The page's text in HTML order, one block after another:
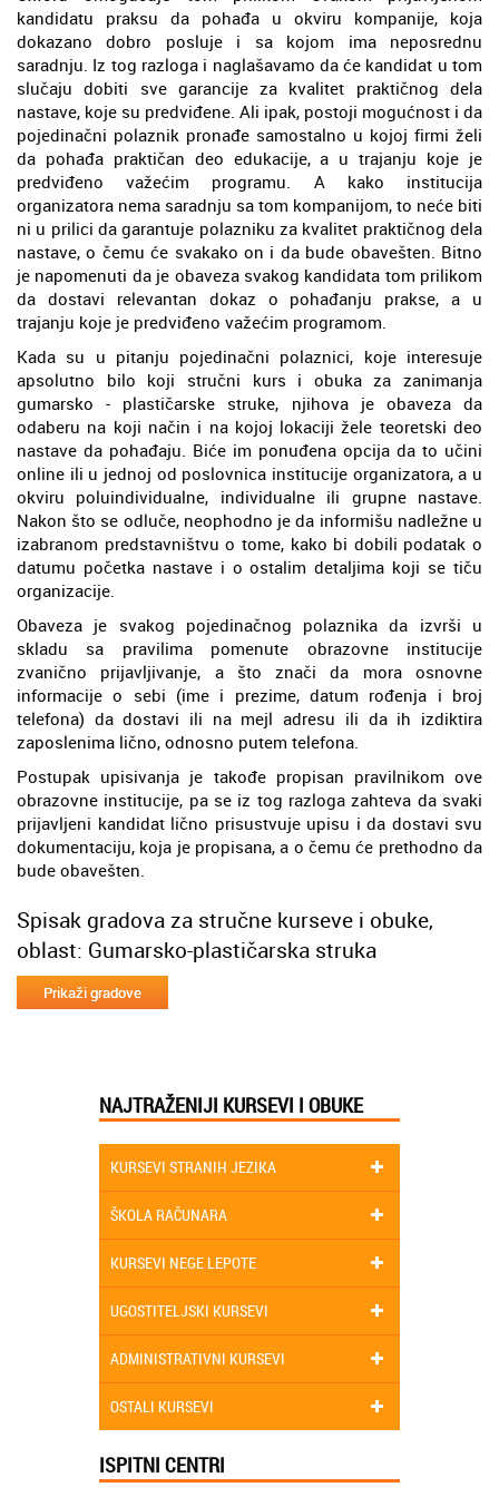
kandidatu praksu da pohađa u okviru kompanije, koja
dokazano dobro posluje i sa kojom ima neposrednu
saradnju. Iz tog razloga i naglašavamo da će kandidat u tom
slučaju dobiti sve garancije za kvalitet praktičnog dela
nastave, koje su predviđene. Ali ipak, postoji mogućnost i da
pojedinačni polaznik pronađe samostalno u kojoj firmi želi
da pohađa praktičan deo edukacije, a u trajanju koje je
predviđeno važećim programu. A kako institucija
organizatora nema saradnju sa tom kompanijom, to neće biti
ni u prilici da garantuje polazniku za kvalitet praktičnog dela
nastave, o čemu će svakako on i da bude obavešten. Bitno
je napomenuti da je obaveza svakog kandidata tom prilikom
da dostavi relevantan dokaz o pohađanju prakse, a u
trajanju koje je predviđeno važećim programom.
Kada su u pitanju pojedinačni polaznici, koje interesuje
apsolutno bilo koji stručni kurs i obuka za zanimanja
gumarsko - plastičarske struke, njihova je obaveza da
odaberu na koji način i na kojoj lokaciji žele teoretski deo
nastave da pohađaju. Biće im ponuđena opcija da to učini
online ili u jednoj od poslovnica institucije organizatora, a u
okviru poluindividualne, individualne ili grupne nastave.
Nakon što se odluče, neophodno je da informišu nadležne u
izabranom predstavništvu o tome, kako bi dobili podatak o
datumu početka nastave i o ostalim detaljima koji se tiču
organizacije.
Obaveza je svakog pojedinačnog polaznika da izvrši u
skladu sa pravilima pomenute obrazovne institucije
zvanično prijavljivanje, a što znači da mora osnovne
informacije o sebi (ime i prezime, datum rođenja i broj
telefona) da dostavi ili na mejl adresu ili da ih izdiktira
zaposlenima lično, odnosno putem telefona.
Postupak upisivanja je takođe propisan pravilnikom ove
obrazovne institucije, pa se iz tog razloga zahteva da svaki
prijavljeni kandidat lično prisustvuje upisu i da dostavi svu
dokumentaciju, koja je propisana, a o čemu će prethodno da
bude obavešten.
Spisak gradova za stručne kurseve i obuke,
oblast: Gumarsko-plastičarska struka
NAJTRAŽENIJI KURSEVI I OBUKE
KURSEVI STRANIH JEZIKA
ŠKOLA RAČUNARA
KURSEVI NEGE LEPOTE
UGOSTITELJSKI KURSEVI
ADMINISTRATIVNI KURSEVI
OSTALI KURSEVI
ISPITNI CENTRI